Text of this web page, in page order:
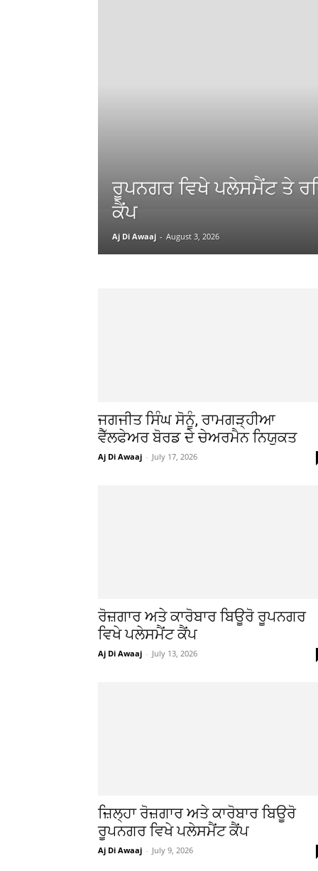
ਰੂਪਨਗਰ ਵਿਖੇ ਪਲੇਸਮੈਂਟ ਤੇ
ਕੈਂਪ
Aj Di Awaaj - August 3, 2026
ਜਗਜੀਤ ਸਿੰਘ ਸੋਨੂੰ, ਰਾਮਗੜ੍ਹੀਆ
ਵੈੱਲਫੇਅਰ ਬੋਰਡ ਦੇ ਚੇਅਰਮੈਨ ਨਿਯੁਕਤ
Aj Di Awaaj - July 17, 2026
ਰੋਜ਼ਗਾਰ ਅਤੇ ਕਾਰੋਬਾਰ ਬਿਊਰੋ ਰੂਪਨਗਰ
ਵਿਖੇ ਪਲੇਸਮੈਂਟ ਕੈਂਪ
Aj Di Awaaj - July 13, 2026
ਜ਼ਿਲ੍ਹਾ ਰੋਜ਼ਗਾਰ ਅਤੇ ਕਾਰੋਬਾਰ ਬਿਊਰੋ
ਰੂਪਨਗਰ ਵਿਖੇ ਪਲੇਸਮੈਂਟ ਕੈਂਪ
Aj Di Awaaj - July 9, 2026